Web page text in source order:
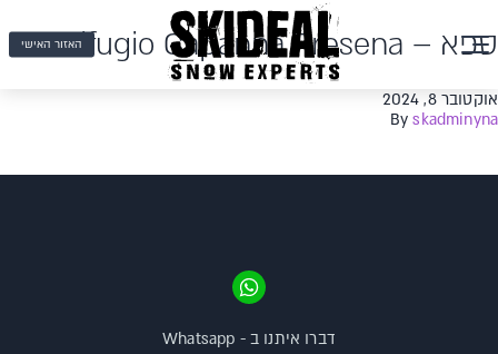
האזור האישי ספא – Rifugio Capanna Presena
אוקטובר 8, 2024
Byskadminyna
דברו איתנו ב - Whatsapp